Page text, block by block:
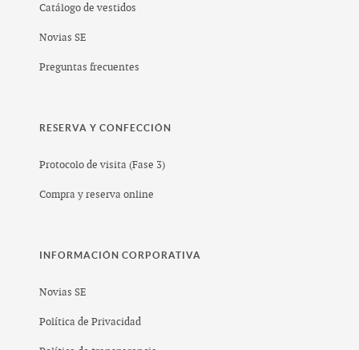
Catálogo de vestidos
Novias SE
Preguntas frecuentes
RESERVA Y CONFECCIÓN
Protocolo de visita (Fase 3)
Compra y reserva online
INFORMACIÓN CORPORATIVA
Novias SE
Política de Privacidad